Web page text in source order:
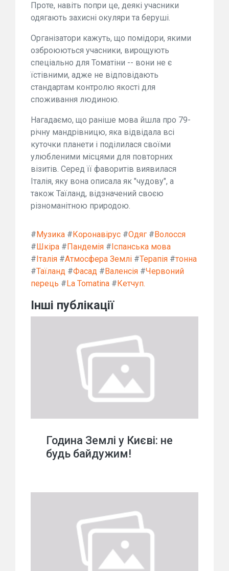
Проте, навіть попри це, деякі учасники
одягають захисні окуляри та беруші.
Організатори кажуть, що помідори, якими
озброюються учасники, вирощують
спеціально для Томатіни -- вони не є
їстівними, адже не відповідають
стандартам контролю якості для
споживання людиною.
Нагадаємо, що раніше мова йшла про 79-
річну мандрівницю, яка відвідала всі
куточки планети і поділилася своїми
улюбленими місцями для повторних
візитів. Серед її фаворитів виявилася
Італія, яку вона описала як "чудову", а
також Таїланд, відзначений своєю
різноманітною природою.
# Музика # Коронавірус #Одяг # Волосся
# Шкіра # Пандемія # Іспанська мова
# Італія #Атмосфера Землі #Терапія #тонна
#Таїланд #Фасад # Валенсія #Червоний
перець # La Tomatina # Кетчуп.
Інші публікації
Година Землі у Києві: не
будь байдужим!